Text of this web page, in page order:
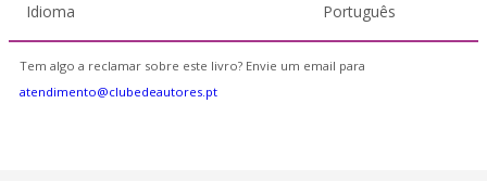
Idioma Português
Tem algo a reclamar sobre este livro? Envie um email para
atendimento@clubedeautores.pt